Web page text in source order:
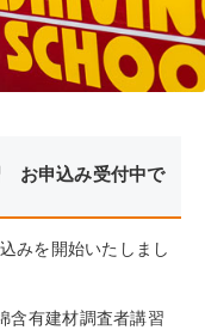
お申込み受付中で
みを開始いたしまし
含有建材調査者講習